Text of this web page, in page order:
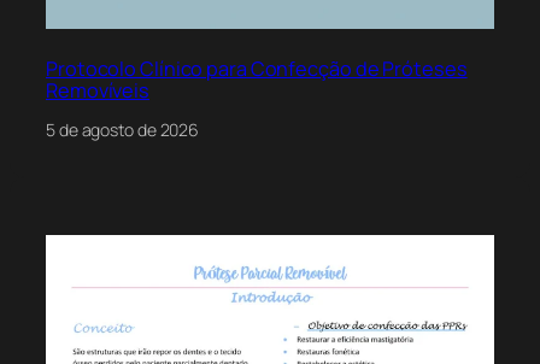
Protocolo Clínico para Confecção de Próteses
Removíveis
5 de agosto de 2026